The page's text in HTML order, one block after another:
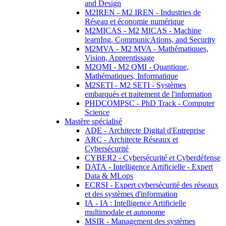
and Design
M2IREN - M2 IREN - Industries de
Réseau et économie numérique
M2MICAS - M2 MICAS - Machine
learnIng, CommunicAtions, and Security
M2MVA - M2 MVA - Mathématiques,
Vision, Apprentissage
M2QMI - M2 QMI - Quantique,
Mathématiques, Informatique
M2SETI - M2 SETI - Systèmes
embarqués et traitement de l'information
PHDCOMPSC - PhD Track - Computer
Science
Mastère spécialisé
ADE - Architecte Digital d'Entreprise
ARC - Architecte Réseaux et
Cybersécurité
CYBER2 - Cybersécurité et Cyberdéfense
DATA - Intelligence Artificielle - Expert
Data & MLops
ECRSI - Expert cybersécurité des réseaux
et des systèmes d'information
IA - IA : Intelligence Artificielle
multimodale et autonome
MSIR - Management des systèmes